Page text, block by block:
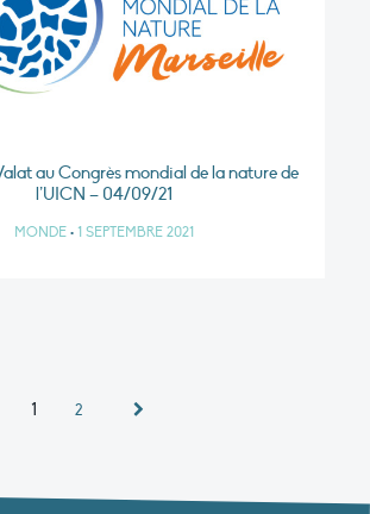
au Congrès mondial de la nature de
l’UICN – 04/09/21
MONDE • 1 SEPTEMBRE 2021
1 2